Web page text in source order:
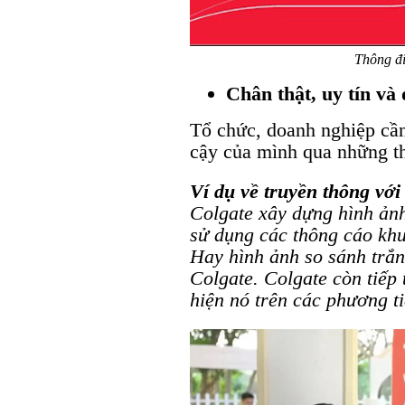
Thông
Chân thật, uy tín và
Tổ chức, doanh nghiệp
cậy của mình qua những
Ví dụ về truyền thông
Colgate xây dựng hình
sử dụng các thông cáo
Hay hình ảnh so sánh
Colgate. Colgate còn tiếp
hiện nó trên các phương